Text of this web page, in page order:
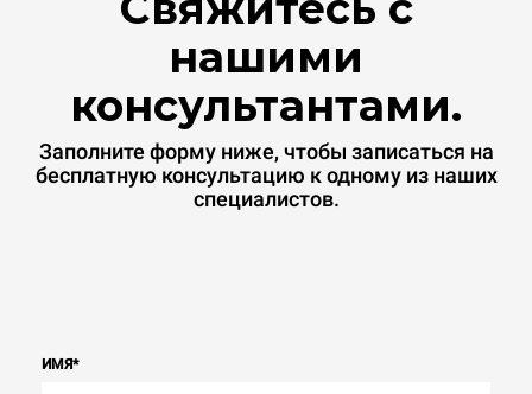
нашими
консультантами.
Заполните форму ниже, чтобы записаться на
бесплатную консультацию к одному из наших
специалистов.
ИМЯ*